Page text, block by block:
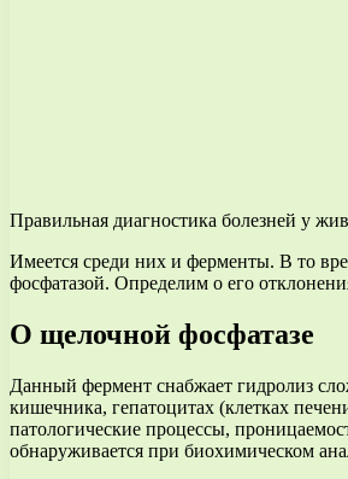
Правильная диагностика болезней у
Имеется среди них и ферменты. В то
фосфатазой. Определим о его
О щелочной фосфатазе
Данный фермент снабжает гидролиз
кишечника, гепатоцитах (клетках
патологические процессы,
обнаруживается при биохимическом